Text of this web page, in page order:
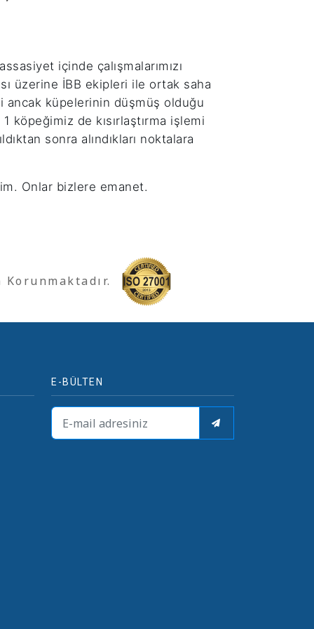
içinde çalışmalarımızı
üzerine İBB ekipleri ile ortak saha
ancak küpelerinin düşmüş olduğu
köpeğimiz de kısırlaştırma işlemi
sonra alındıkları noktalara
Onlar bizlere emanet.
E-BÜLTEN